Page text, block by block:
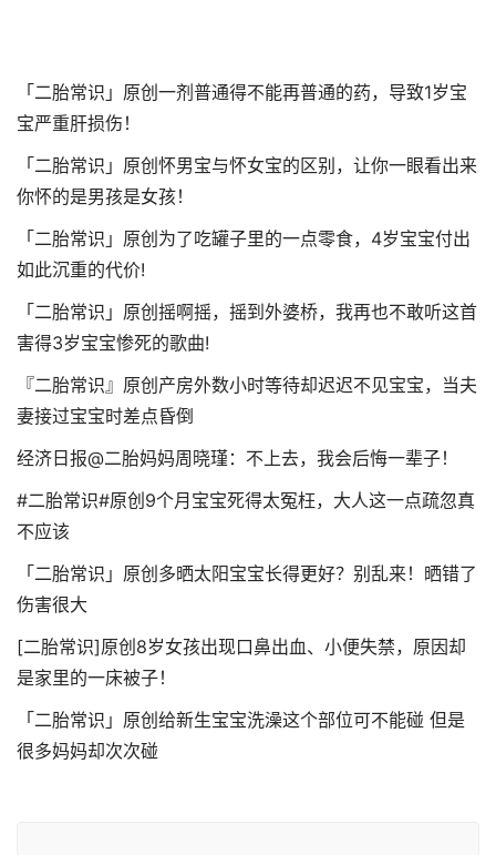
「二胎常识」原创一剂普通得不能再普通的药，导致1岁宝
宝严重肝损伤！
「二胎常识」原创怀男宝与怀女宝的区别，让你一眼看出来
你怀的是男孩是女孩！
「二胎常识」原创为了吃罐子里的一点零食，4岁宝宝付出
如此沉重的代价!
「二胎常识」原创摇啊摇，摇到外婆桥，我再也不敢听这首
害得3岁宝宝惨死的歌曲!
『二胎常识』原创产房外数小时等待却迟迟不见宝宝，当夫
妻接过宝宝时差点昏倒
经济日报@二胎妈妈周晓瑾：不上去，我会后悔一辈子！
#二胎常识#原创9个月宝宝死得太冤枉，大人这一点疏忽真
不应该
「二胎常识」原创多晒太阳宝宝长得更好？别乱来！晒错了
伤害很大
[二胎常识]原创8岁女孩出现口鼻出血、小便失禁，原因却
是家里的一床被子！
「二胎常识」原创给新生宝宝洗澡这个部位可不能碰 但是
很多妈妈却次次碰